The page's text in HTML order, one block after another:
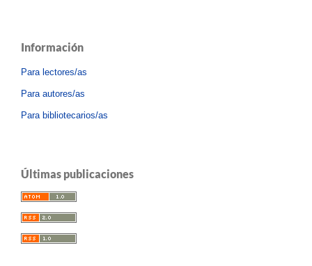
Información
Para lectores/as
Para autores/as
Para bibliotecarios/as
Últimas publicaciones